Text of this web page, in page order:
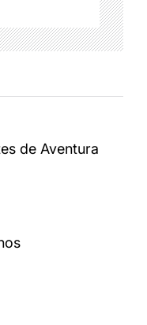
de Aventura